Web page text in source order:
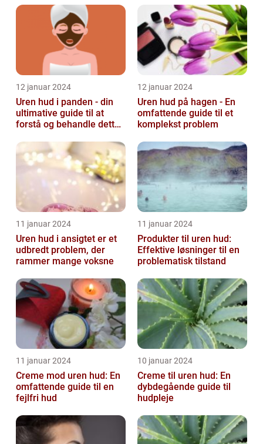
12 januar 2024
Uren hud i panden - din
ultimative guide til at
forstå og behandle dette
12 januar 2024
Uren hud på hagen - En
omfattende guide til et
komplekst problem
11 januar 2024
Uren hud i ansigtet er et
udbredt problem, der
rammer mange voksne
11 januar 2024
Produkter til uren hud:
Effektive løsninger til en
problematisk tilstand
11 januar 2024
Creme mod uren hud: En
omfattende guide til en
fejlfri hud
10 januar 2024
Creme til uren hud: En
dybdegående guide til
hudpleje